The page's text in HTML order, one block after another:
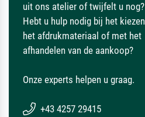
uit ons atelier of twijfelt u nog?
Hebt u hulp nodig bij het
het afdrukmateriaal of met het
afhandelen van de aankoop?
Onze experts helpen u graag.
+43 4257 29415